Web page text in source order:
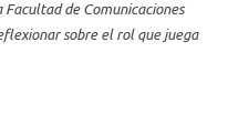
de Comunicaciones
sobre el rol que juega